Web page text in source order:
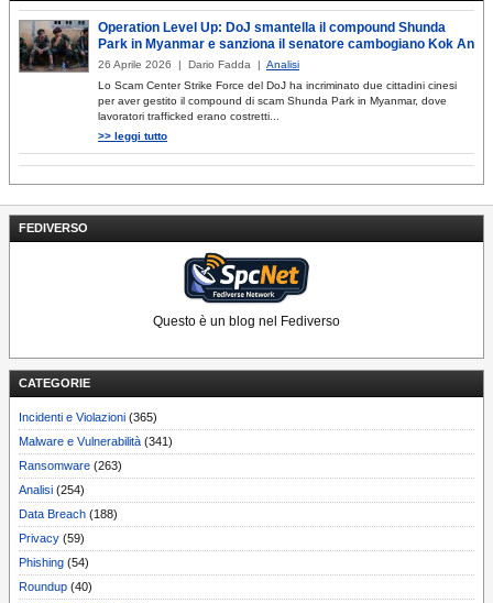
FEDIVERSO
Questo è un blog nel Fediverso
CATEGORIE
Incidenti e Violazioni (365)
Malware e Vulnerabilità (341)
Ransomware (263)
Analisi (254)
Data Breach (188)
Privacy (59)
Phishing (54)
Roundup (40)
Operation Level Up: DoJ smantella il compound Shunda
Park in Myanmar e sanziona il senatore cambogiano Kok An
26 Aprile 2026 | Dario Fadda | Analisi
Lo Scam Center Strike Force del DoJ ha incriminato due cittadini cinesi
per aver gestito il compound di scam Shunda Park in Myanmar, dove
lavoratori trafficked erano costretti...
>> leggi tutto